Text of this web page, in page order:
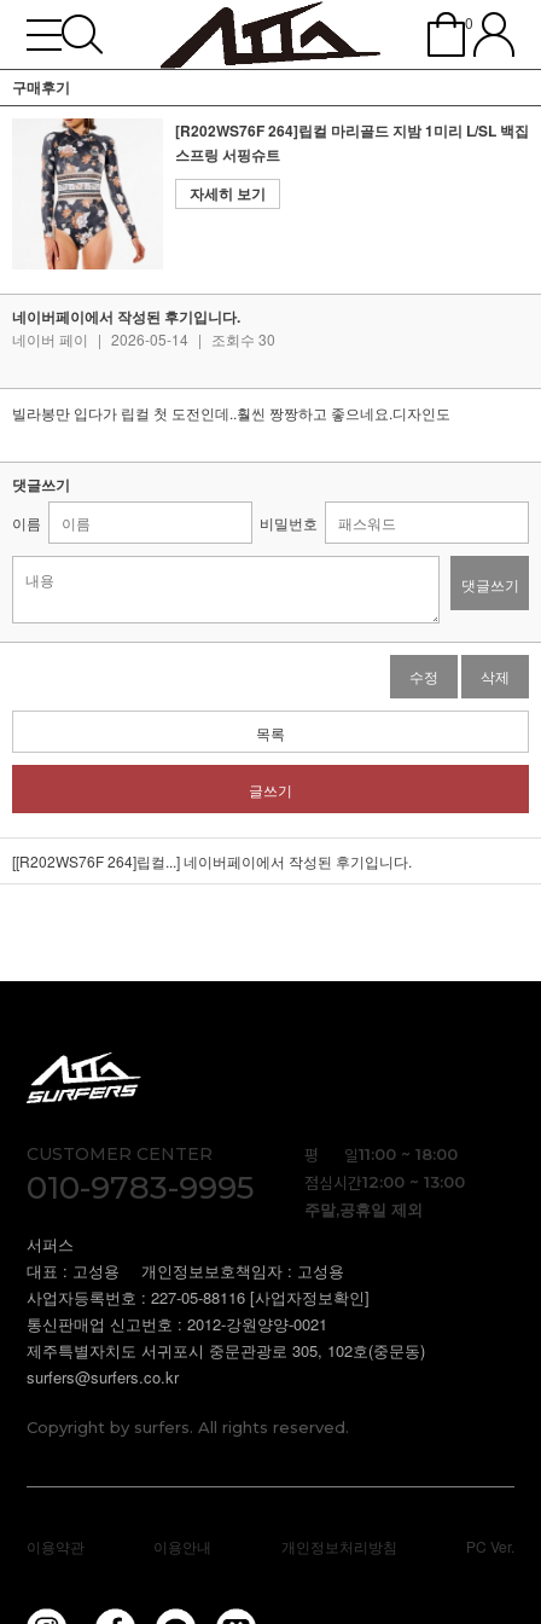
0
구매후기
[R202WS76F 264]립컬 마리골드 지밤 1미리 L/SL 백집
스프링 서핑슈트
자세히 보기
네이버페이에서 작성된 후기입니다.
네이버 페이 | 2026-05-14 | 조회수 30
빌라봉만 입다가 립컬 첫 도전인데..훨씬 짱짱하고 좋으네요.디자인도
댓글쓰기
이름 비밀번호
댓글쓰기
수정 삭제
목록
글쓰기
[[R202WS76F 264]립컬...]네이버페이에서 작성된 후기입니다.
CUSTOMER CENTER
010-9783-9995
평 일11:00 ~ 18:00
점심시간12:00 ~ 13:00
주말,공휴일 제외
서퍼스
대표 : 고성용
개인정보보호책임자 : 고성용
사업자등록번호 : 227-05-88116[사업자정보확인]
통신판매업 신고번호 : 2012-강원양양-0021
제주특별자치도 서귀포시 중문관광로 305, 102호(중문동)
surfers@surfers.co.kr
Copyright by surfers. All rights reserved.
이용약관 이용안내 개인정보처리방침 PC Ver.